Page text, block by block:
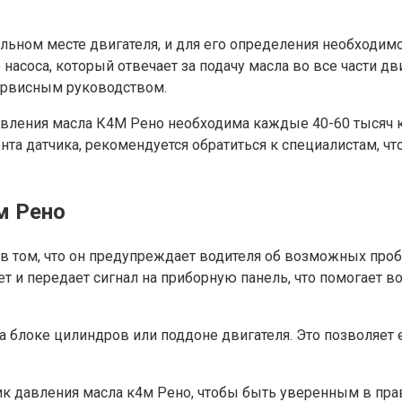
месте двигателя, и для его определения
который отвечает за подачу масла во все части
руководством.
масла К4М Рено необходима каждые 40-60 тысяч
датчика, рекомендуется обратиться к
Рено
том, что он предупреждает водителя об возможных
и передает сигнал на приборную панель, что
цилиндров или поддоне двигателя. Это
давления масла к4м Рено, чтобы быть уверенным в